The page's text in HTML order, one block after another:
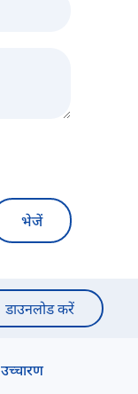
भेजें
डाउनलोड करें
उच्चारण